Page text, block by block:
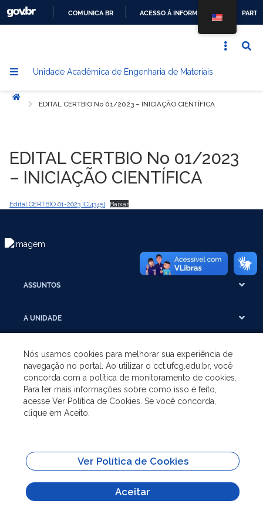
CONTEÚDO
COMUNICA BR ACESSO À INFORMAÇÃO
Unidade Acadêmica de Engenharia de Materiais
Início
EDITAL CERTBIO No 01/2023 – INICIAÇÃO CIENTÍFICA
EDITAL CERTBIO No 01/2023
– INICIAÇÃO CIENTÍFICA
Edital CERTBIO 01-2023 IC[4345] Baixar
ASSUNTOS
A UNIDADE
GRADUAÇÃO
PÓS-GRADUAÇÃO
SITES IMPORTANTES
Todo o conteúdo deste site está publicado sob a licença
Creative Commons
Atribuição-SemDerivações 3.0
Nós usamos cookies para melhorar sua experiência de
navegação no portal. Ao utilizar o cct.ufcg.edu.br, você
concorda com a política de monitoramento de cookies.
Para ter mais informações sobre como isso é feito,
acesse Ver Política de Cookies. Se você concorda,
clique em Aceito.
Ver Política de Cookies
Aceitar